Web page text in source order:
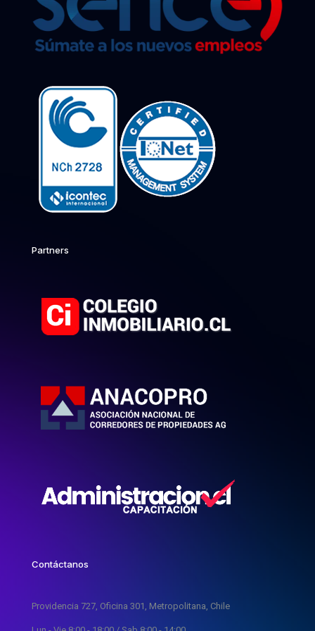
Partners
Contáctanos
Providencia 727, Oficina 301, Metropolitana, Chile